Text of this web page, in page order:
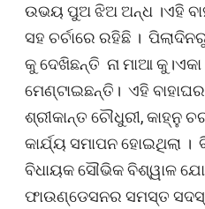
ଉଭୟ ପୁଅ ଝିଅ ଅନ୍ଧ ।ଏହି
ସହ ଚର୍ଚାରେ ରହିଛି ।
କୁ ଦେଖିଛନ୍ତି ନା ମାଆ
ମେଣ୍ଟାଇଛନ୍ତି। ଏହି
ଶ୍ରୀକାନ୍ତ ଚୌଧୁରୀ, କାହ୍ନୁ
କାର୍ଯ୍ୟ ସମାପନ ହୋଇଥିଲା ।
ବିଧାୟକ ସୌଭିକ ବିଶ୍ୱାଳ
ଫାଉଣ୍ଡେସନର ସମସ୍ତ